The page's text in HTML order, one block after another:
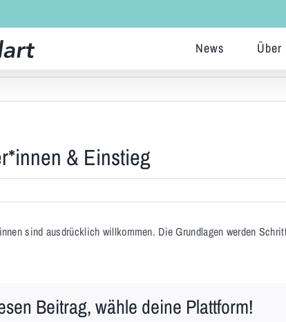
News Über
& Einstieg
sind ausdrücklich willkommen. Die Grundlagen werden
Beitrag, wähle deine Plattform!